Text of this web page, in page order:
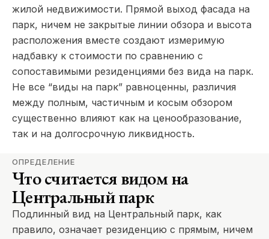
жилой недвижимости. Прямой выход фасада на
парк, ничем не закрытые линии обзора и высота
расположения вместе создают измеримую
надбавку к стоимости по сравнению с
сопоставимыми резиденциями без вида на парк.
Не все “виды на парк” равноценны, различия
между полным, частичным и косым обзором
существенно влияют как на ценообразование,
так и на долгосрочную ликвидность.
ОПРЕДЕЛЕНИЕ
Что считается видом на
Центральный парк
Подлинный вид на Центральный парк, как
правило, означает резиденцию с прямым, ничем